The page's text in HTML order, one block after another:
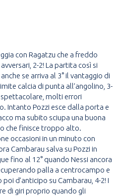
con Ragatzu che a freddo
2-2! La partita così si
se arriva al 3° il vantaggio di
calcia di punta all’angolino, 3-
molti errori
Intanto Pozzi esce dalla porta e
ma subito sciupa una buona
che finisce troppo alto.
occasioni in un minuto con
Cambarau salva su Pozzi in
fino al 12° quando Nessi ancora
palla a centrocampo e
d’anticipo su Cambarau, 4-2! I
di giri proprio quando gli